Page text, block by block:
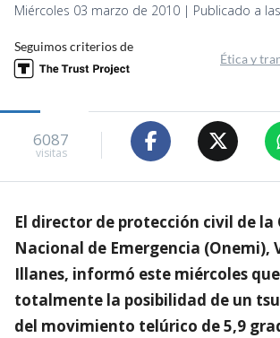
Miércoles 03 marzo de 2010 | Publicado a
Seguimos criterios de
Ética y
6087
visitas
El director de protección civil de la
Nacional de Emergencia (Onemi),
Illanes, informó este miércoles
totalmente la posibilidad de un
del movimiento telúrico de 5,9